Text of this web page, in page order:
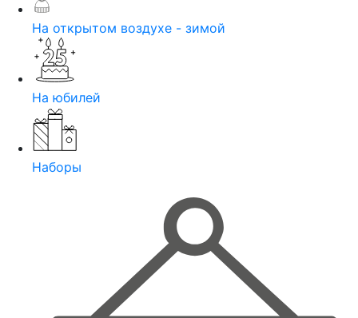
На открытом воздухе - зимой
На юбилей
Наборы